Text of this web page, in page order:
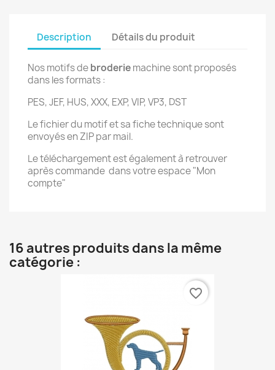
Description Détails du produit
Nos motifs debroderiemachine sont proposés
dans les formats :
PES, JEF, HUS, XXX, EXP, VIP, VP3, DST
Le fichier du motif et sa fiche technique sont
envoyés en ZIP par mail.
Le téléchargement est également à retrouver
après commande dans votre espace "Mon
compte"
16 autres produits dans la même
catégorie :
favorite_border